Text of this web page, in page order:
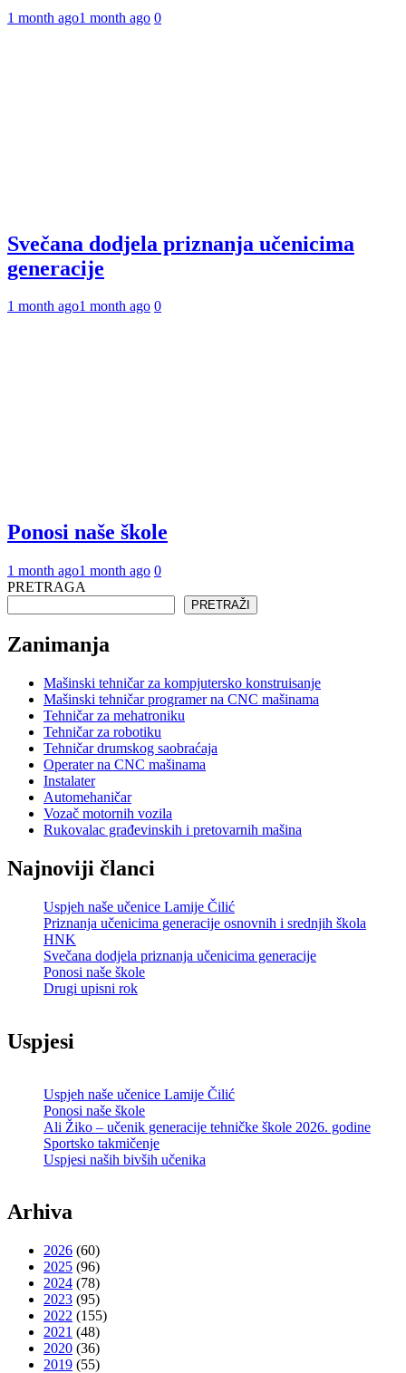
1 month ago1 month ago 0
Svečana dodjela priznanja učenicima
generacije
1 month ago1 month ago 0
Ponosi naše škole
1 month ago1 month ago 0
PRETRAGA
PRETRAŽI
Zanimanja
Mašinski tehničar za kompjutersko konstruisanje
Mašinski tehničar programer na CNC mašinama
Tehničar za mehatroniku
Tehničar za robotiku
Tehničar drumskog saobraćaja
Operater na CNC mašinama
Instalater
Automehaničar
Vozač motornih vozila
Rukovalac građevinskih i pretovarnih mašina
Najnoviji članci
Uspjeh naše učenice Lamije Čilić
Priznanja učenicima generacije osnovnih i srednjih škola
HNK
Svečana dodjela priznanja učenicima generacije
Ponosi naše škole
Drugi upisni rok
Uspjesi
Uspjeh naše učenice Lamije Čilić
Ponosi naše škole
Ali Žiko – učenik generacije tehničke škole 2026. godine
Sportsko takmičenje
Uspjesi naših bivših učenika
Arhiva
2026 (60)
2025 (96)
2024 (78)
2023 (95)
2022 (155)
2021 (48)
2020 (36)
2019 (55)